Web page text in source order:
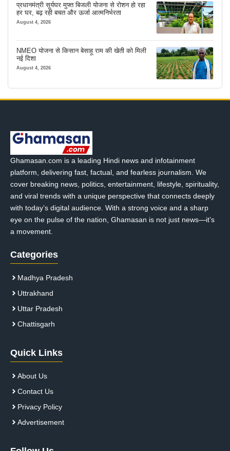
प्रधानमंत्री सूर्यघर मुफ्त बिजली योजना से रोशन हो रहा
हर घर, बढ़ रही बचत और ऊर्जा आत्मनिर्भरता
August 4, 2026
NMEO योजना से किसान बेसाहू राम की खेती को मिली
नई दिशा
August 4, 2026
Ghamasan.com is a leading Hindi news and infotainment
platform, delivering fast, factual, and fearless journalism. We
cover breaking news, politics, entertainment, lifestyle, spirituality,
and viral trends with a unique perspective that connects deeply
with today’s digital audience. With a strong voice and a sharp
eye on the pulse of the nation, Ghamasan is not just news—it’s
a movement.
Categories
Madhya Pradesh
Uttrakhand
Uttar Pradesh
Chattisgarh
Quick Links
About Us
Contact Us
Privacy Policy
Advertisement